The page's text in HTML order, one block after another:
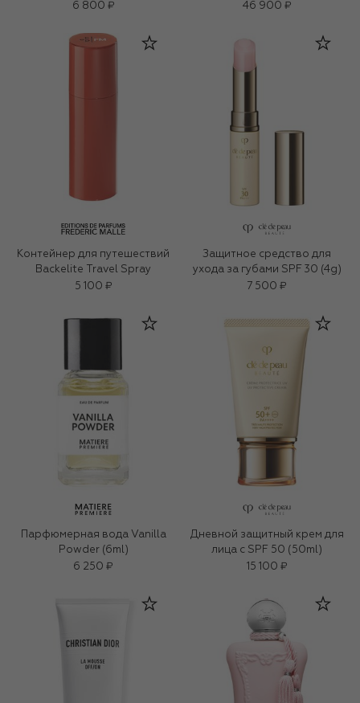
6 800 ₽
46 900 ₽
Контейнер для путешествий
Backelite Travel Spray
5 100 ₽
Защитное средство для
ухода за губами SPF 30 (4g)
7 500 ₽
Парфюмерная вода Vanilla
Powder (6ml)
6 250 ₽
Дневной защитный крем для
лица с SPF 50 (50ml)
15 100 ₽